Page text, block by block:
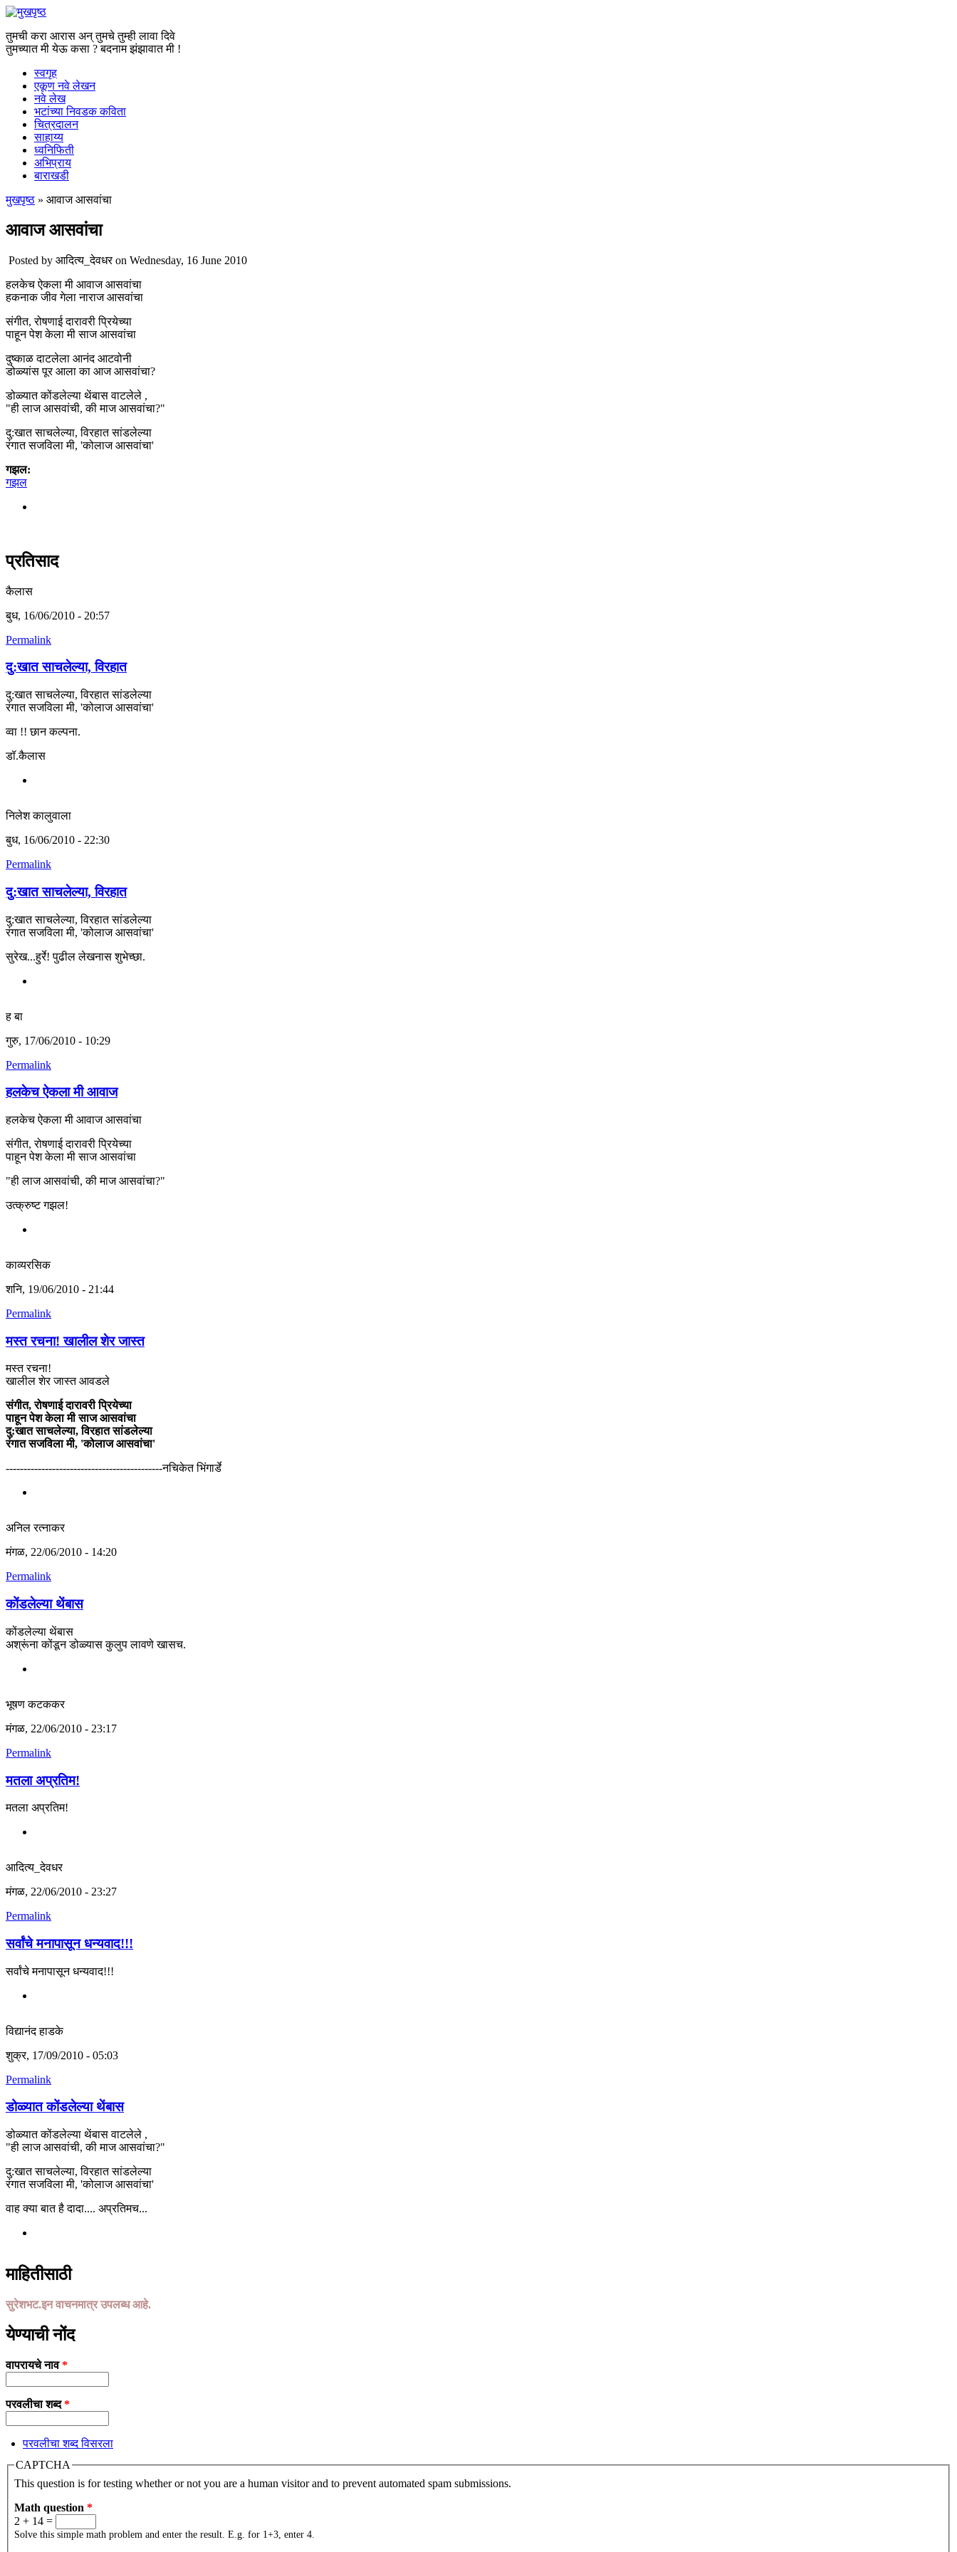
तुमची करा आरास अन् तुमचे तुम्ही लावा दिवे
तुमच्यात मी येऊ कसा ? बदनाम झंझावात मी !
स्वगृह
एकूण नवे लेखन
नवे लेख
भटांच्या निवडक कविता
चित्रदालन
साहाय्य
ध्वनिफिती
अभिप्राय
बाराखडी
You are here
मुखपृष्ठ » आवाज आसवांचा
आवाज आसवांचा
Posted by आदित्य_देवधरon Wednesday, 16 June 2010
हलकेच ऐकला मी आवाज आसवांचा
हकनाक जीव गेला नाराज आसवांचा
संगीत, रोषणाई दारावरी प्रियेच्या
पाहून पेश केला मी साज आसवांचा
दुष्काळ दाटलेला आनंद आटवोनी
डोळ्यांस पूर आला का आज आसवांचा?
डोळ्यात कोंडलेल्या थेंबास वाटलेले ,
"ही लाज आसवांची, की माज आसवांचा?"
दु:खात साचलेल्या, विरहात सांडलेल्या
रंगात सजविला मी, 'कोलाज आसवांचा'
गझल:
गझल
प्रतिसाद
कैलास
बुध, 16/06/2010 - 20:57
Permalink
दु:खात साचलेल्या, विरहात
दु:खात साचलेल्या, विरहात सांडलेल्या
रंगात सजविला मी, 'कोलाज आसवांचा'
व्वा !! छान कल्पना.
डॉ.कैलास
निलेश कालुवाला
बुध, 16/06/2010 - 22:30
Permalink
दु:खात साचलेल्या, विरहात
दु:खात साचलेल्या, विरहात सांडलेल्या
रंगात सजविला मी, 'कोलाज आसवांचा'
सुरेख...हुर्रे! पुढील लेखनास शुभेच्छा.
ह बा
गुरु, 17/06/2010 - 10:29
Permalink
हलकेच ऐकला मी आवाज
हलकेच ऐकला मी आवाज आसवांचा
संगीत, रोषणाई दारावरी प्रियेच्या
पाहून पेश केला मी साज आसवांचा
"ही लाज आसवांची, की माज आसवांचा?"
उत्क्रुष्ट गझल!
काव्यरसिक
शनि, 19/06/2010 - 21:44
Permalink
मस्त रचना! खालील शेर जास्त
मस्त रचना!
खालील शेर जास्त आवडले
संगीत, रोषणाई दारावरी प्रियेच्या
पाहून पेश केला मी साज आसवांचा
दु:खात साचलेल्या, विरहात सांडलेल्या
रंगात सजविला मी, 'कोलाज आसवांचा'
--------------------------------------------नचिकेत भिंगार्डे
अनिल रत्नाकर
मंगळ, 22/06/2010 - 14:20
Permalink
कोंडलेल्या थेंबास
कोंडलेल्या थेंबास
अश्रूंना कोंडून डोळ्यास कुलुप लावणे खासच.
भूषण कटककर
मंगळ, 22/06/2010 - 23:17
Permalink
मतला अप्रतिम!
मतला अप्रतिम!
आदित्य_देवधर
मंगळ, 22/06/2010 - 23:27
Permalink
सर्वांचे मनापासून धन्यवाद!!!
सर्वांचे मनापासून धन्यवाद!!!
विद्यानंद हाडके
शुक्र, 17/09/2010 - 05:03
Permalink
डोळ्यात कोंडलेल्या थेंबास
डोळ्यात कोंडलेल्या थेंबास वाटलेले ,
"ही लाज आसवांची, की माज आसवांचा?"
दु:खात साचलेल्या, विरहात सांडलेल्या
रंगात सजविला मी, 'कोलाज आसवांचा'
वाह क्या बात है दादा.... अप्रतिमच...
माहितीसाठी
सुरेशभट.इन वाचनमात्र उपलब्ध आहे.
येण्याची नोंद
वापरायचे नाव*
परवलीचा शब्द*
परवलीचा शब्द विसरला
CAPTCHA
This question is for testing whether or not you are a human visitor and to prevent automated spam submissions.
Math question *
2 + 14 =
Solve this simple math problem and enter the result. E.g. for 1+3, enter 4.